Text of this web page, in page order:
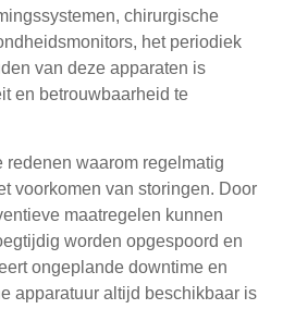
chirurgische
het periodiek
van deze apparaten is
en betrouwbaarheid te
redenen waarom regelmatig
voorkomen van storingen. Door
maatregelen kunnen
worden opgespoord en
ongeplande downtime en
apparatuur altijd beschikbaar is